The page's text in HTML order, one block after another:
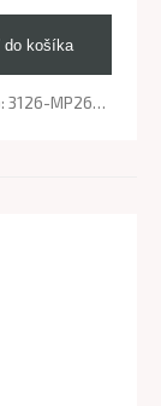
3126-MP2650-08088